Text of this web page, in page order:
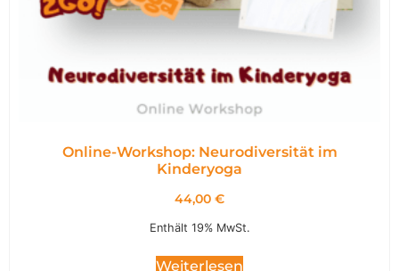
Online-Workshop: Neurodiversität im
Kinderyoga
44,00 €
Enthält 19% MwSt.
Weiterlesen